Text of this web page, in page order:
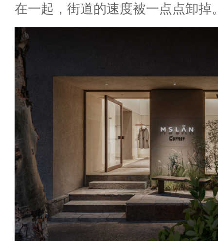
在一起，街道的速度被一点点卸掉